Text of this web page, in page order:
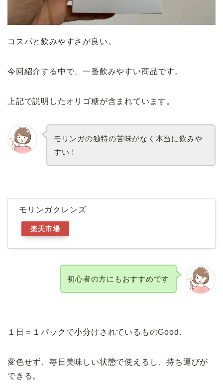
コスパと飲みやすさが良い。
今回紹介する中で、一番飲みやすい商品です。
上記で説明したオリゴ糖が含まれています。
モリンガの独特の苦味がなく本当に飲みや
すい！
モリンガクレンズ
楽天市場
初心者の方にもおすすめです
１日＝１パックで小分けされているものGood.
変色せず、毎日美味しい状態で使えるし、持ち運びが
できる。